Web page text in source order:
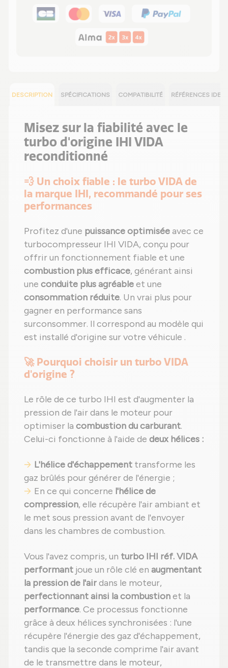
DESCRIPTION SPÉCIFICATIONS COMPATIBILITÉ RÉFÉRENCES
Misez sur la fiabilité avec le
turbo d'origine IHI VIDA
reconditionné
💨 Un choix fiable : le turbo VIDA de
la marque IHI, recommandé pour ses
performances
Profitez d'une puissance optimiséeavec ce
turbocompresseur IHI VIDA, conçu pour
offrir un fonctionnement fiable et une
combustion plus efficace, générant ainsi
une conduite plus agréableet une
consommation réduite. Un vrai plus pour
gagner en performance sans
surconsommer. Il correspond au modèle qui
est installé d'origine sur votre véhicule .
🚀 Pourquoi choisir un turbo VIDA
d'origine ?
Le rôle de ce turbo IHI est d'augmenter la
pression de l'air dans le moteur pour
optimiser la combustion du carburant.
Celui-ci fonctionne à l'aide de deux hélices :
L'hélice d'échappement transforme les
gaz brûlés pour générer de l'énergie ;
En ce qui concerne l'hélice de
compression, elle récupère l'air ambiant et
le met sous pression avant de l'envoyer
dans les chambres de combustion.
Vous l'avez compris, un turbo IHI réf. VIDA
performant joue un rôle clé en augmentant
la pression de l'airdans le moteur,
perfectionnant ainsi la combustionet la
performance. Ce processus fonctionne
grâce à deux hélices synchronisées : l'une
récupère l'énergie des gaz d'échappement,
tandis que la seconde comprime l'air avant
de le transmettre dans le moteur,